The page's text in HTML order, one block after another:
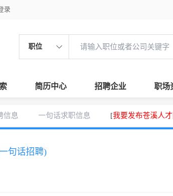
录
职位
简历中心 招聘企业 职场
信息 一句话求职信息 [我要发布苍溪人
句话招聘)